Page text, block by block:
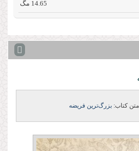
14.65 مگ
کتاب:بزرگ‌ترین فریضه